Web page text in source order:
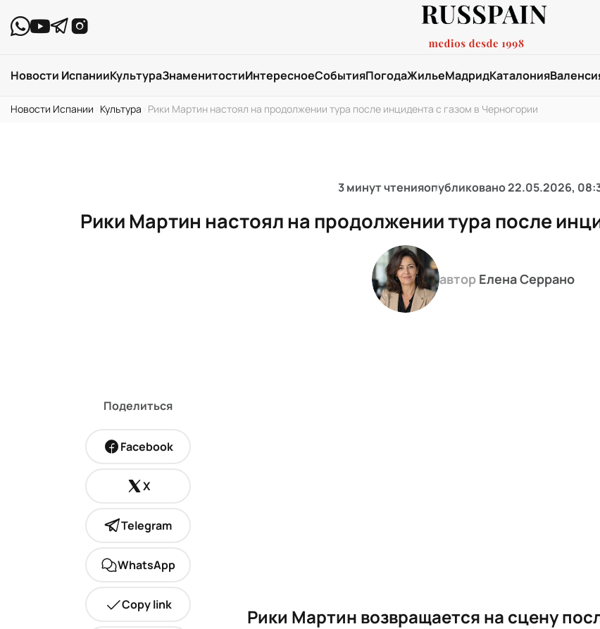
Новости ИспанииКультураЗнаменитостиИнтересноеСобытияПогодаЖильеМадридКаталония
Новости Испании Культура Рики Мартин настоял на продолжении тура после инцидента с газом в Черногории
3 минут чтенияопубликовано22.05.2026,
Рики Мартин настоял на продолжении тура после
автор Елена Серрано
Поделиться
Facebook
X
Telegram
WhatsApp
Copy link
Рики Мартин возвращается на сцену